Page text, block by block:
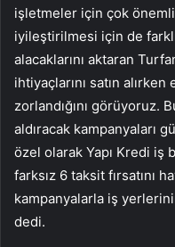
işletmeler için çok
iyileştirilmesi için de
alacaklarını aktaran
ihtiyaçlarını satın
zorlandığını görüyoruz.
aldıracak kampanyaları
özel olarak Yapı Kredi iş
farksız 6 taksit fırsatını
kampanyalarla iş
dedi.